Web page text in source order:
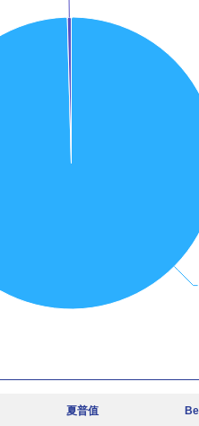
夏普值